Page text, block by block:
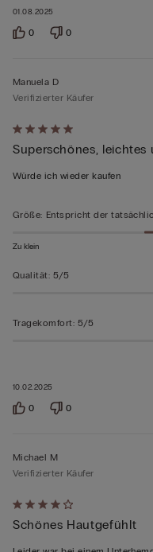
01.08.2025
0 0
Mit
5
von
bewertet
10.02.2025
Manuela D
Verifizierter Käufer
Superschönes, leichtes
Würde ich wieder kaufen
Größe: Entspricht der
Zu klein
Qualität: 5/5
Tragekomfort: 5/5
0 0
Mit
4
von
Michael M
Verifizierter Käufer
Schönes Hautgefühlt